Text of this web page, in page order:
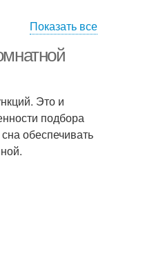
Показать все
Это и
подбора
обеспечивать